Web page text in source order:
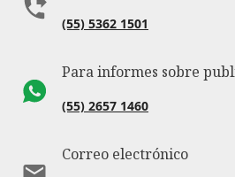
(55) 5362 1501
Para informes sobre
(55) 2657 1460
Correo electrónico